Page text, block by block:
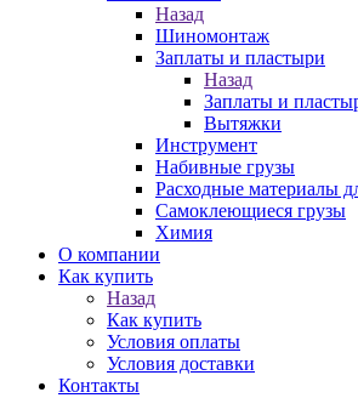
Назад
Шиномонтаж
Заплаты и пластыри
Назад
Заплаты и
Вытяжки
Инструмент
Набивные грузы
Расходные материалы
Самоклеющиеся грузы
Химия
О компании
Как купить
Назад
Как купить
Условия оплаты
Условия доставки
Контакты